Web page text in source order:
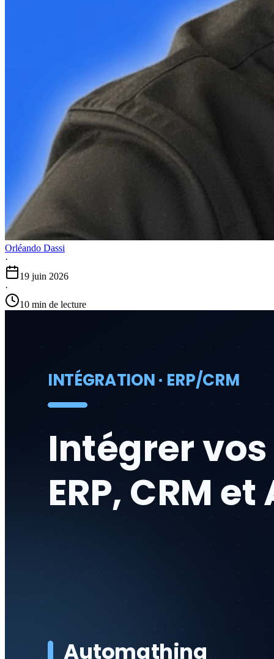
Orléando Dassi
·
19 juin 2026
·
10 min de lecture